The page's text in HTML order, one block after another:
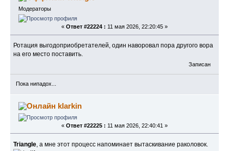
Модераторы
« Ответ #22224 : 11 мая 2026, 22:20:45 »
Ротация выгодоприобретателей, один наворовал пора другого вора
на его место поставить.
Записан
Пока нипадох...
klarkin
« Ответ #22225 : 11 мая 2026, 22:40:41 »
Triangle , а мне этот процесс напоминает вытаскивание раколовок.